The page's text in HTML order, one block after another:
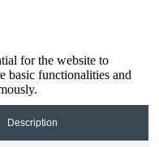
for the website to
basic functionalities and
Description